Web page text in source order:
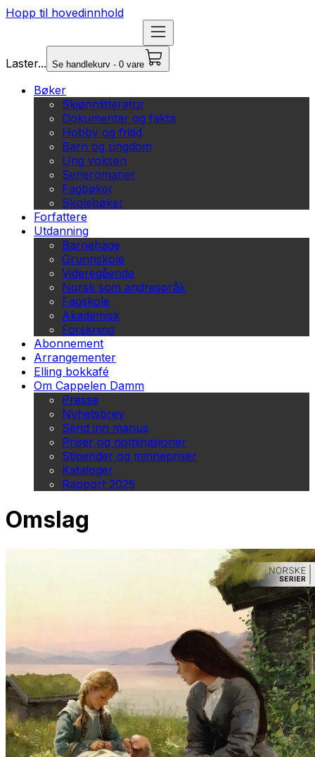
Hopp til hovedinnhold
Laster... Se handlekurv - 0 vare
Bøker
Skjønnlitteratur
Dokumentar og fakta
Hobby og fritid
Barn og ungdom
Ung voksen
Serieromaner
Fagbøker
Skolebøker
Forfattere
Utdanning
Barnehage
Grunnskole
Videregående
Norsk som andrespråk
Fagskole
Akademisk
Forskning
Abonnement
Arrangementer
Elling bokkafé
Om Cappelen Damm
Presse
Nyhetsbrev
Send inn manus
Priser og nominasjoner
Stipender og minnepriser
Kataloger
Rapport 2025
Omslag